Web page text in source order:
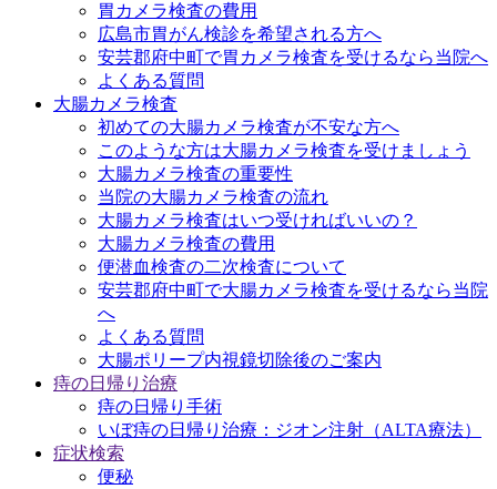
胃カメラ検査の費用
広島市胃がん検診を希望される方へ
安芸郡府中町で胃カメラ検査を受けるなら当院へ
よくある質問
大腸カメラ検査
初めての大腸カメラ検査が不安な方へ
このような方は大腸カメラ検査を受けましょう
大腸カメラ検査の重要性
当院の大腸カメラ検査の流れ
大腸カメラ検査はいつ受ければいいの？
大腸カメラ検査の費用
便潜血検査の二次検査について
安芸郡府中町で大腸カメラ検査を受けるなら当院
へ
よくある質問
大腸ポリープ内視鏡切除後のご案内
痔の日帰り治療
痔の日帰り手術
いぼ痔の日帰り治療：ジオン注射（ALTA療法）
症状検索
便秘